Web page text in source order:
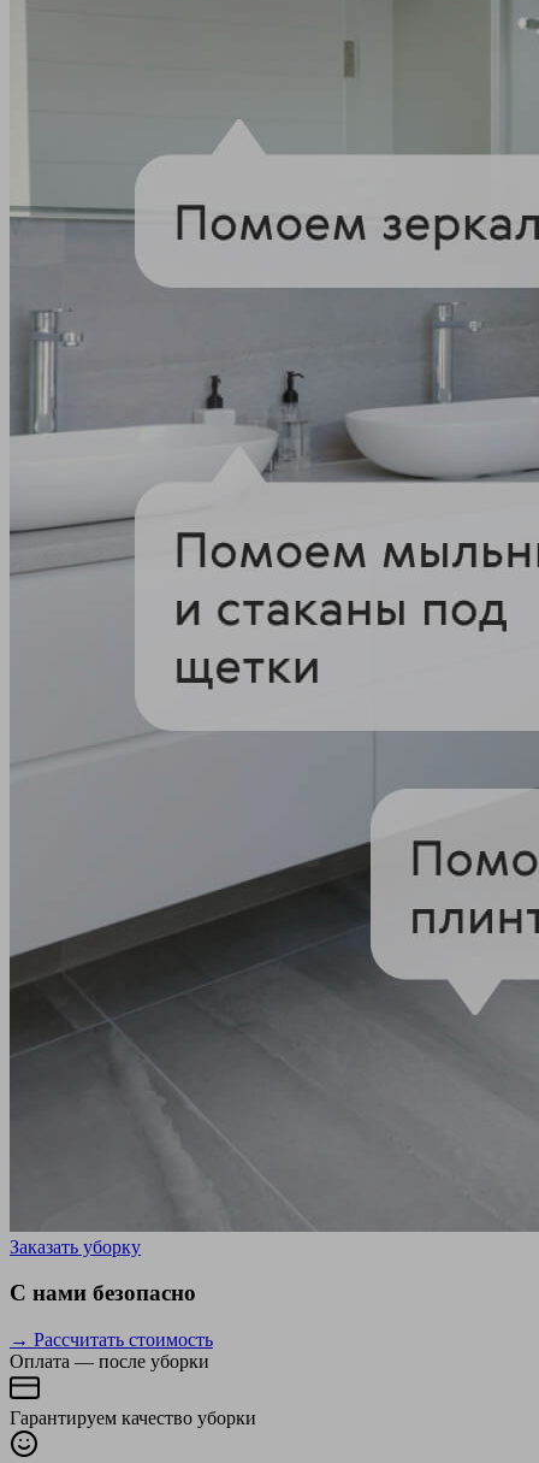
Заказать уборку
С нами безопасно
→ Рассчитать стоимость
Оплата — после уборки
Гарантируем качество уборки